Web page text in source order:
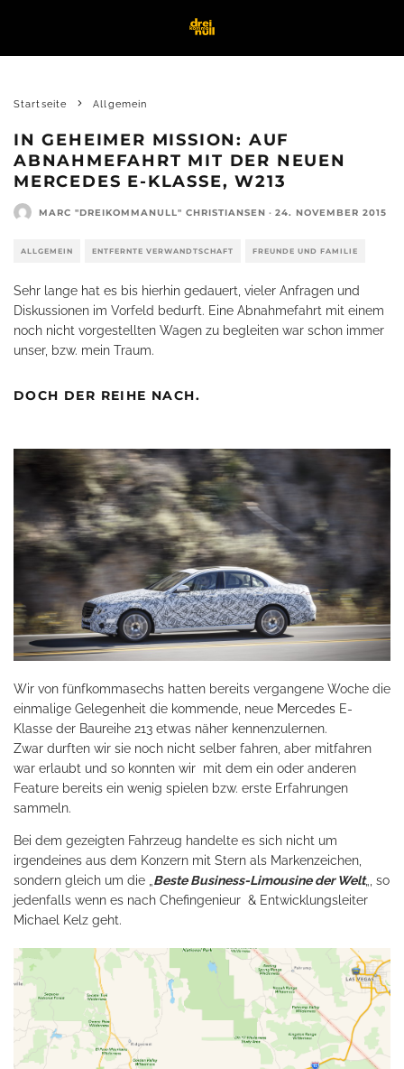
Startseite Allgemein
IN GEHEIMER MISSION: AUF
ABNAHMEFAHRT MIT DER NEUEN
MERCEDES E-KLASSE, W213
MARC "DREIKOMMANULL" CHRISTIANSEN · 24. NOVEMBER 2015
ALLGEMEIN ENTFERNTE VERWANDTSCHAFT FREUNDE UND FAMILIE
Sehr lange hat es bis hierhin gedauert, vieler Anfragen und
Diskussionen im Vorfeld bedurft. Eine Abnahmefahrt mit einem
noch nicht vorgestellten Wagen zu begleiten war schon immer
unser, bzw. mein Traum.
DOCH DER REIHE NACH.
Wir von fünfkommasechs hatten bereits vergangene Woche die
einmalige Gelegenheit die kommende, neue Mercedes E-
Klasse der Baureihe 213 etwas näher kennenzulernen.
Zwar durften wir sie noch nicht selber fahren, aber mitfahren
war erlaubt und so konnten wir mit dem ein oder anderen
Feature bereits ein wenig spielen bzw. erste Erfahrungen
sammeln.
Bei dem gezeigten Fahrzeug handelte es sich nicht um
irgendeines aus dem Konzern mit Stern als Markenzeichen,
sondern gleich um die „ Beste Business-Limousine der Welt„, so
jedenfalls wenn es nach Chefingenieur & Entwicklungsleiter
Michael Kelz geht.